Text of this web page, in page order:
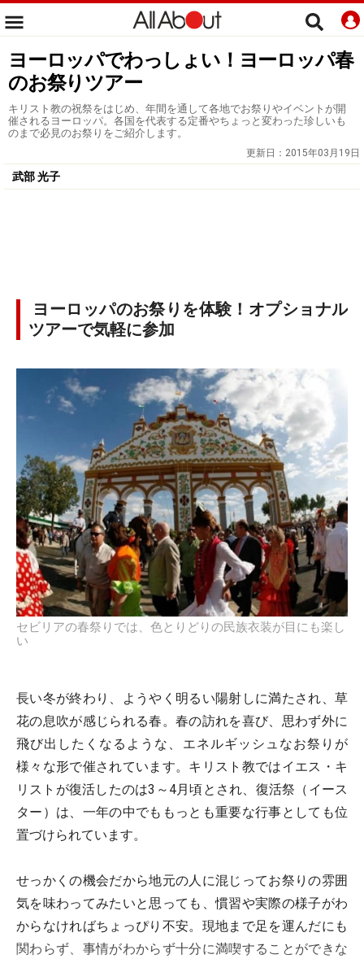
ヨーロッパでわっしょい！ヨーロッパ春
のお祭りツアー
キリスト教の祝祭をはじめ、年間を通して各地でお祭りやイベントが開
催されるヨーロッパ。各国を代表する定番やちょっと変わった珍しいも
のまで必見のお祭りをご紹介します。
更新日： 2015年03月19日
武部 光子
ヨーロッパのお祭りを体験！オプショナル
ツアーで気軽に参加
セビリアの春祭りでは、色とりどりの民族衣装が目にも楽し
い
長い冬が終わり、ようやく明るい陽射しに満たされ、草
花の息吹が感じられる春。春の訪れを喜び、思わず外に
飛び出したくなるような、エネルギッシュなお祭りが
様々な形で催されています。キリスト教ではイエス・キ
リストが復活したのは3～4月頃とされ、復活祭（イース
ター）は、一年の中でももっとも重要な行事としても位
置づけられています。
せっかくの機会だから地元の人に混じってお祭りの雰囲
気を味わってみたいと思っても、慣習や実際の様子がわ
からなければちょっぴり不安。現地まで足を運んだにも
関わらず、事情がわからず十分に満喫することができな